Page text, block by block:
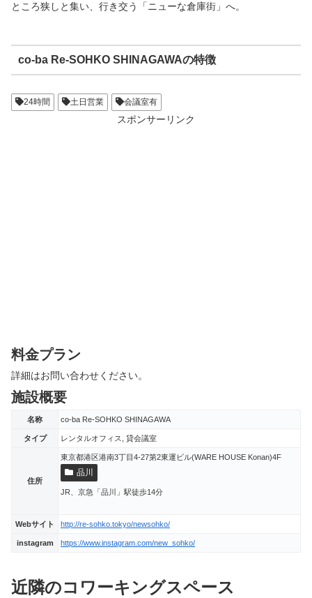
ところ狭しと集い、行き交う「ニューな倉庫街」へ。
co-ba Re-SOHKO SHINAGAWAの特徴
24時間 土日営業 会議室有
スポンサーリンク
料金プラン
詳細はお問い合わせください。
施設概要
名称 co-ba Re-SOHKO SHINAGAWA
タイプ レンタルオフィス, 貸会議室
住所
東京都港区港南3丁目4-27第2東運ビル(WARE HOUSE Konan)4F
品川
JR、京急「品川」駅徒歩14分
Webサイト http://re-sohko.tokyo/newsohko/
instagram https://www.instagram.com/new_sohko/
近隣のコワーキングスペース